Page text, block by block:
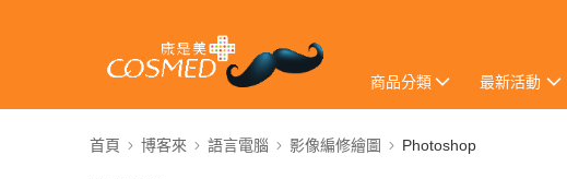
商品分類 最新活動
首頁 博客來 語言電腦 影像編修繪圖 Photoshop